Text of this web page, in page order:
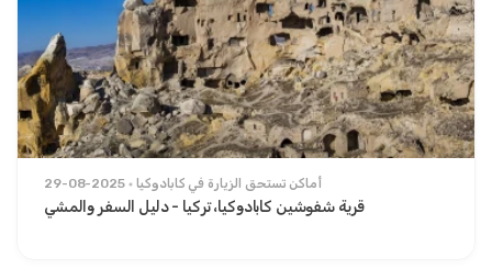
29-08-2025 أماكن تستحق الزيارة في كابادوكيا
قرية شفوشين كابادوكيا، تركيا - دليل السفر والمشي